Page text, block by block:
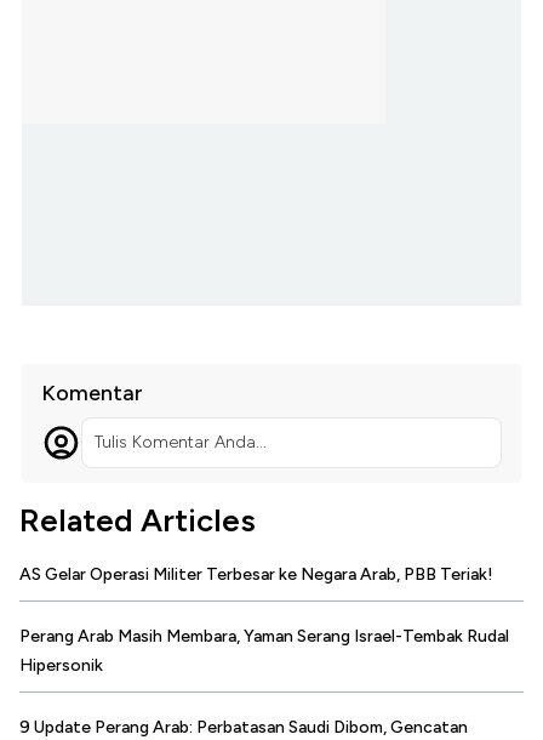
Komentar
Tulis Komentar Anda...
Related Articles
AS Gelar Operasi Militer Terbesar ke Negara Arab, PBB Teriak!
Perang Arab Masih Membara, Yaman Serang Israel-Tembak Rudal
Hipersonik
9 Update Perang Arab: Perbatasan Saudi Dibom, Gencatan